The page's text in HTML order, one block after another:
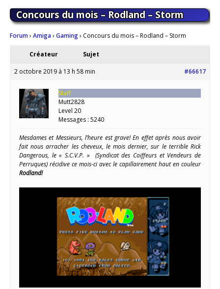
Concours du mois – Rodland – Storm
Forum› Amiga› Gaming› Concours du mois – Rodland – Storm
Créateur Sujet
2 octobre 2019 à 13 h 58 min #66617
Staff
Mutt2828
Level 20
Messages : 5240
Mesdames et Messieurs, l’heure est grave! En effet après nous avoir
fait nous arracher les cheveux, le mois dernier, sur le terrible Rick
Dangerous, le « S.C.V.P. » (Syndicat des Coiffeurs et Vendeurs de
Perruques) récidive ce mois-ci avec le capillairement haut en couleur
Rodland!